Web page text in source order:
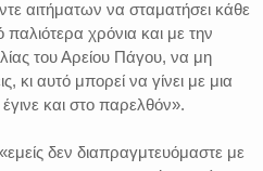
αιτήματων να σταματήσει κάθε
χρόνια και με την
του Αρείου Πάγου, να μη
κι αυτό μπορεί να γίνει με μια
και στο παρελθόν».
δεν διαπραγμτευόμαστε με